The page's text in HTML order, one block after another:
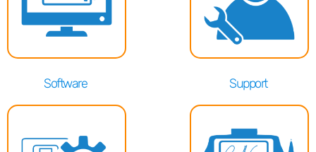
Software Support